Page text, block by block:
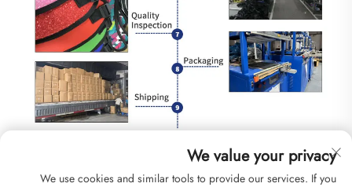
نقل لوجستي
We value your privacy
We use cookies and similar tools to provide our services. If you